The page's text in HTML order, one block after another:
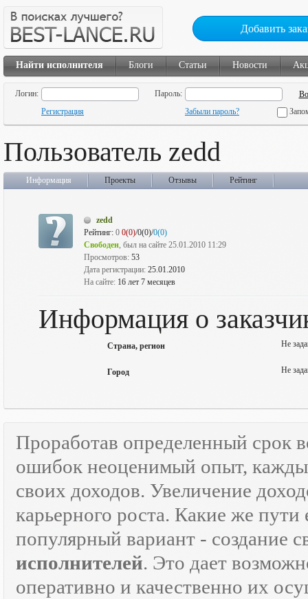
Добавить
Найти исполнителя Блоги Статьи Новости
Логин:
Пароль:
Регистрация
Забыли пароль?
Пользователь zedd
Информация Проекты Отзывы Рейтинг
zedd
Рейтинг: 0 0(0)/0(0)/0(0)
Свободен, был на сайте 25.01.2010 11:29
Просмотров: 53
Дата регистрации: 25.01.2010
На сайте: 16 лет 7 месяцев
Информация о
Страна, регион Не
Город Не
Проработав определенный срок
ошибок неоценимый опыт,
своих доходов. Увеличение
карьерного роста. Какие же пути
популярный вариант - создание
исполнителей. Это дает
оперативно и качественно их